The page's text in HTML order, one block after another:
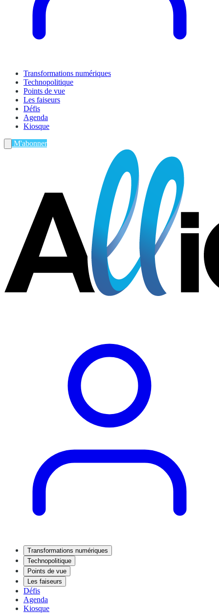
Transformations numériques
Technopolitique
Points de vue
Les faiseurs
Défis
Agenda
Kiosque
M'abonner
Transformations numériques
Technopolitique
Points de vue
Les faiseurs
Défis
Agenda
Kiosque